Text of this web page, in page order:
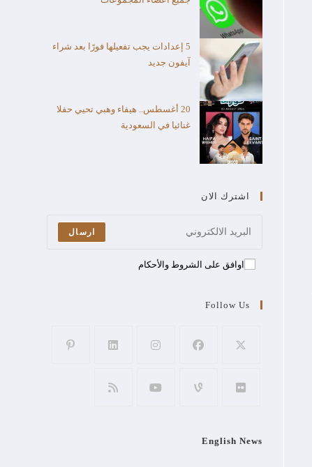
5 إعدادات يجب تفعيلها فورًا بعد شراء
آيفون جديد
20 أغسطس.. هيفاء وهبي تحيي حفلا
غنائيا في السعودية
اشترك الان
ارسال
اوافق على الشروط والأحكام
Follow Us
English News